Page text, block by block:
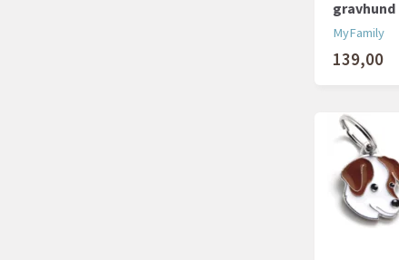
gravhund
MyFamily
139,00